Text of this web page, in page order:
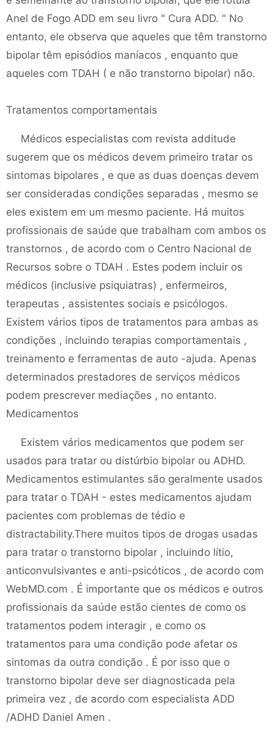
Anel de Fogo ADD em seu livro " Cura ADD. " No
entanto, ele observa que aqueles que têm transtorno
bipolar têm episódios maníacos , enquanto que
aqueles com TDAH ( e não transtorno bipolar) não.
Tratamentos comportamentais
Médicos especialistas com revista additude
sugerem que os médicos devem primeiro tratar os
sintomas bipolares , e que as duas doenças devem
ser consideradas condições separadas , mesmo se
eles existem em um mesmo paciente. Há muitos
profissionais de saúde que trabalham com ambos os
transtornos , de acordo com o Centro Nacional de
Recursos sobre o TDAH . Estes podem incluir os
médicos (inclusive psiquiatras) , enfermeiros,
terapeutas , assistentes sociais e psicólogos.
Existem vários tipos de tratamentos para ambas as
condições , incluindo terapias comportamentais ,
treinamento e ferramentas de auto -ajuda. Apenas
determinados prestadores de serviços médicos
podem prescrever mediações , no entanto.
Medicamentos
Existem vários medicamentos que podem ser
usados ​​para tratar ou distúrbio bipolar ou ADHD.
Medicamentos estimulantes são geralmente usados ​​
para tratar o TDAH - estes medicamentos ajudam
pacientes com problemas de tédio e
distractability.There muitos tipos de drogas usadas
para tratar o transtorno bipolar , incluindo lítio,
anticonvulsivantes e anti-psicóticos , de acordo com
WebMD.com . É importante que os médicos e outros
profissionais da saúde estão cientes de como os
tratamentos podem interagir , e como os
tratamentos para uma condição pode afetar os
sintomas da outra condição . É por isso que o
transtorno bipolar deve ser diagnosticada pela
primeira vez , de acordo com especialista ADD
/ADHD Daniel Amen .